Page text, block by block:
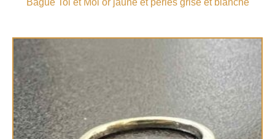
Bague Toi et Moi or jaune et perles grise et blanche